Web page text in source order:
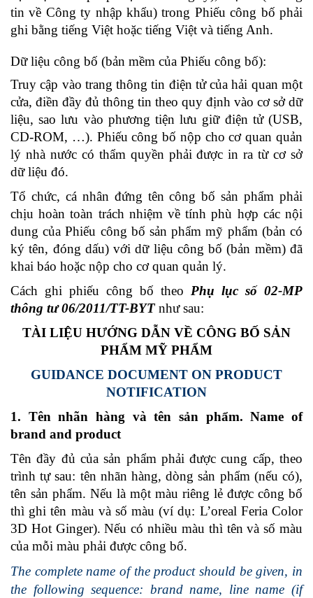
tin về Công ty nhập khẩu) trong Phiếu công bố phải
ghi bằng tiếng Việt hoặc tiếng Việt và tiếng Anh.
Dữ liệu công bố (bản mềm của Phiếu công bố):
Truy cập vào trang thông tin điện tử của hải quan một
cửa, điền đầy đủ thông tin theo quy định vào cơ sở dữ
liệu, sao lưu vào phương tiện lưu giữ điện tử (USB,
CD-ROM, …). Phiếu công bố nộp cho cơ quan quản
lý nhà nước có thẩm quyền phải được in ra từ cơ sở
dữ liệu đó.
Tổ chức, cá nhân đứng tên công bố sản phẩm phải
chịu hoàn toàn trách nhiệm về tính phù hợp các nội
dung của Phiếu công bố sản phẩm mỹ phẩm (bản có
ký tên, đóng dấu) với dữ liệu công bố (bản mềm) đã
khai báo hoặc nộp cho cơ quan quản lý.
Cách ghi phiếu công bố theo Phụ lục số 02-MP
thông tư 06/2011/TT-BYTnhư sau:
TÀI LIỆU HƯỚNG DẪN VỀ CÔNG BỐ SẢN
PHẨM MỸ PHẨM
GUIDANCE DOCUMENT ON PRODUCT
NOTIFICATION
1. Tên nhãn hàng và tên sản phẩm. Name of
brand and product
Tên đầy đủ của sản phẩm phải được cung cấp, theo
trình tự sau: tên nhãn hàng, dòng sản phẩm (nếu có),
tên sản phẩm. Nếu là một màu riêng lẻ đ­ược công bố
thì ghi tên màu và số màu (ví dụ: L’oreal Feria Color
3D Hot Ginger). Nếu có nhiều màu thì tên và số màu
của mỗi màu phải đư­ợc công bố.
The complete name of the product should be given, in
the following sequence: brand name, line name (if